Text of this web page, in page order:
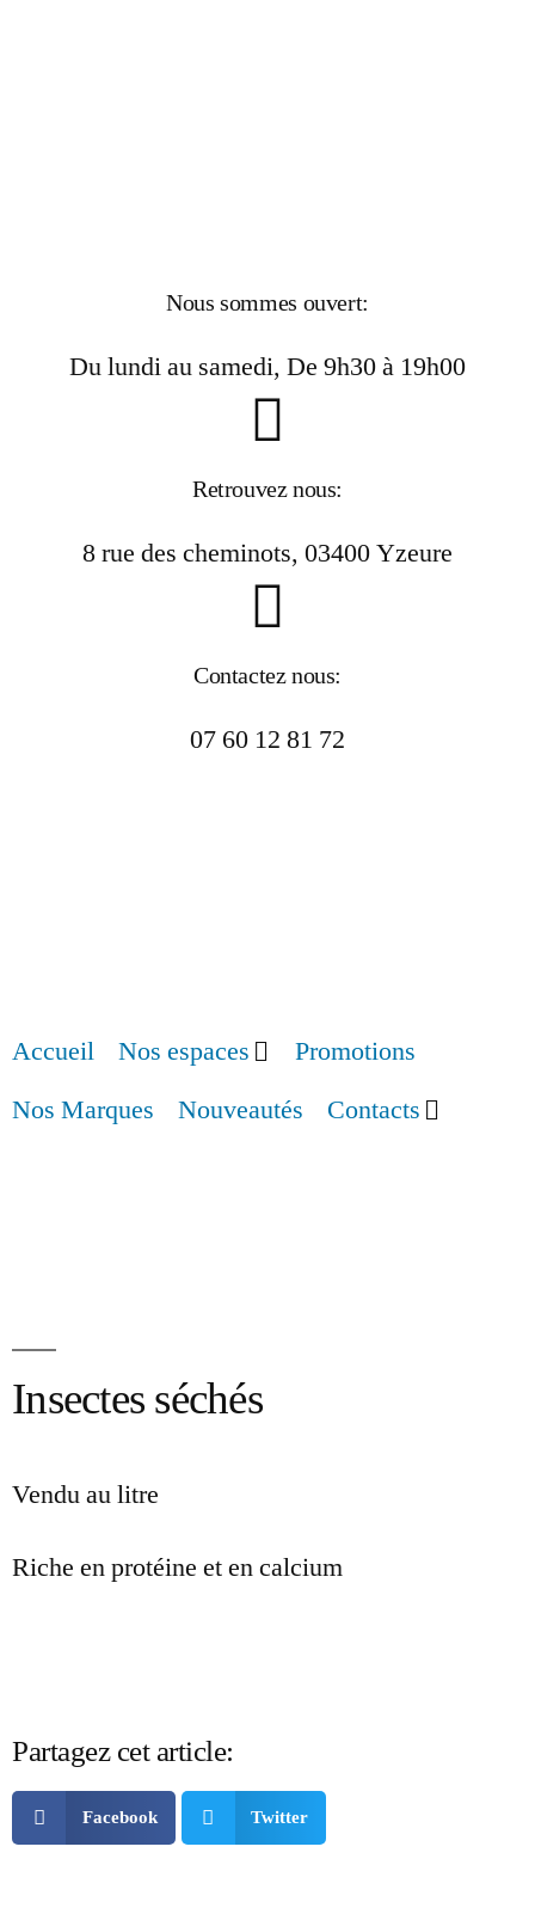
Nous sommes ouvert:
Du lundi au samedi, De 9h30 à 19h00
Retrouvez nous:
8 rue des cheminots, 03400 Yzeure
Contactez nous:
07 60 12 81 72
Accueil Nos espaces
Promotions
Nos Marques
Nouveautés Contacts
Insectes séchés
Vendu au litre
Riche en protéine et en calcium
Partagez cet article:
Facebook Twitter